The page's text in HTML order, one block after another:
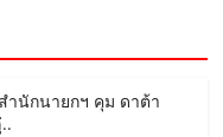
ำนักนายกฯ คุม ดาต้า